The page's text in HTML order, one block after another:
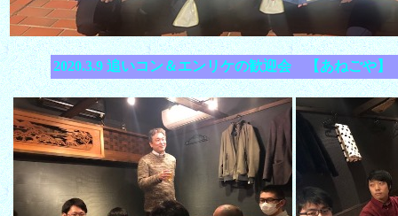
2020.3.9 追いコン＆エンリケの歓迎会 【あねごや